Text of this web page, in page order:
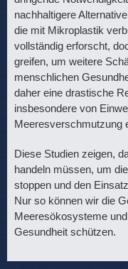
nachhaltigere
die mit Mikroplastik
vollständig erforscht,
greifen, um weitere
menschlichen
daher eine drastische
insbesondere von
Meeresverschmutzung
Diese Studien zeigen,
handeln müssen, um
stoppen und den
Nur so können wir die
Meeresökosysteme
Gesundheit schützen.